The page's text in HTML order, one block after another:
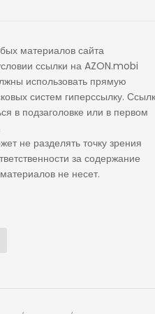
материалов сайта
ссылки на AZON.mobi
использовать прямую
систем гиперссылку.
в подзаголовке или в первом
не разделять точку зрения
за содержание
не несет.